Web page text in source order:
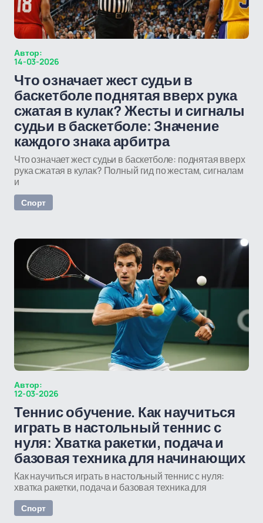
Автор:
14-03-2026
Что означает жест судьи в
баскетболе поднятая вверх рука
сжатая в кулак? Жесты и сигналы
судьи в баскетболе: Значение
каждого знака арбитра
Что означает жест судьи в баскетболе: поднятая вверх
рука сжатая в кулак? Полный гид по жестам, сигналам
и
Спорт
Автор:
12-03-2026
Теннис обучение. Как научиться
играть в настольный теннис с
нуля: Хватка ракетки, подача и
базовая техника для начинающих
Как научиться играть в настольный теннис с нуля:
хватка ракетки, подача и базовая техника для
Спорт